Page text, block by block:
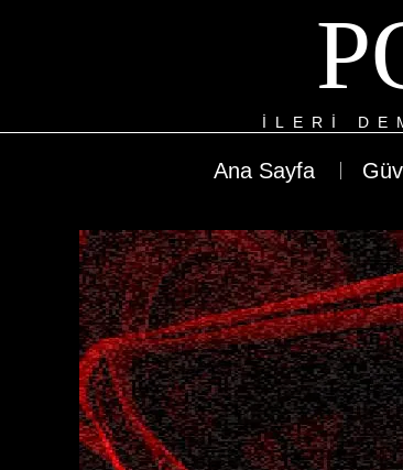
ILERI
Ana Sayfa